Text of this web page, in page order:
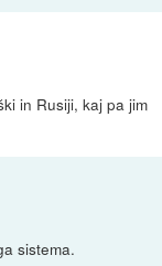
in Rusiji, kaj pa jim
sistema.